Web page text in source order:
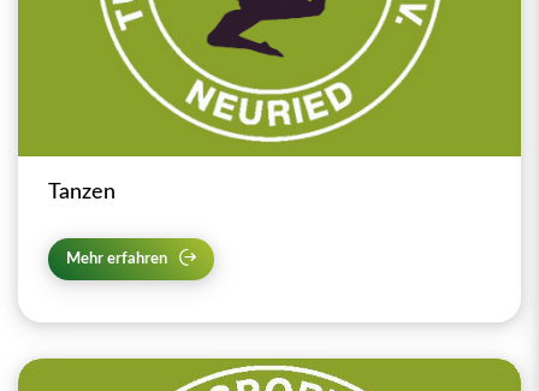
Tanzen
Mehr erfahren